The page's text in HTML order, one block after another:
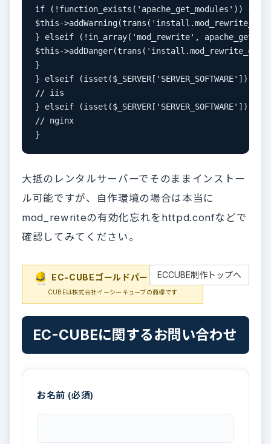
if (!function_exists('apache_get_modules')) {
$this-
} elseif (!in_array('mod_rewrite',
$this-
}
} elseif (isset($_SERVER['SERVER_SOFTWARE'])
// iis
} elseif (isset($_SERVER['SERVER_SOFTWARE'])
// nginx
大抵のレンタルサーバーでそのままインストー
ル可能ですが、自作環境の場合は本当に
mod_rewriteの有効化忘れをhttpd.confなどで
確認してみてください。
EC-CUBEゴールドパートナーEC-
CUBEは株式会社イーシーキューブの商標です
ECCUBE制作トップへ
EC-CUBEに関するお問い合わせ
お名前 (必須)